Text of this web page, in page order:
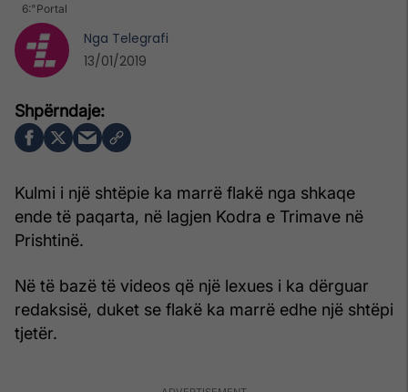
6:"Portal
Kulmi i një shtëpie ka marrë flakë nga shkaqe
ende të paqarta, në lagjen Kodra e Trimave në
Prishtinë.
Në të bazë të videos që një lexues i ka dërguar
redaksisë, duket se flakë ka marrë edhe një shtëpi
tjetër.
Nga Telegrafi
13/01/2019